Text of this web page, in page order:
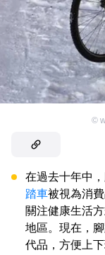
©
在過去十年中
踏車被視為消
關注健康生活
地區。現在，
代品，方便上下